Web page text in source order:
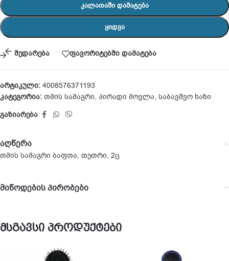
ᲙᲐᲚᲐᲗᲐᲨᲘ ᲓᲐᲛᲐᲢᲔᲑᲐ
ᲧᲘᲓᲕᲐ
შედარება ფავორიტებში დამატება
არტიკული: 4008576371193
კატეგორია: თმის სამაგრი, პირადი მოვლა, საბავშვო ხაზი
გაზიარება
აღწერა
თმის სამაგრი ბაფთა, თეთრი, 2ც
მიწოდების პირობები
მსგავსი პროდუქტები